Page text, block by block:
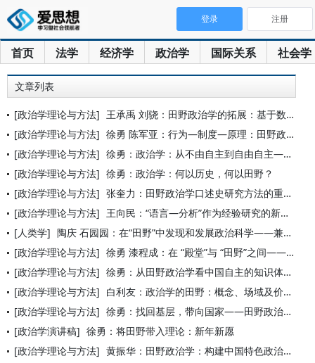
首页 法学 经济学 政治学 国际关系 社会学
登录 注册
文章列表
[政治学理论与方法] 王承禹 刘骁：田野政治学的拓展：基于数字空间的视角
[政治学理论与方法] 徐勇 陈军亚：行为—制度—原理：田野政治学的方法自觉
[政治学理论与方法] 徐勇：政治学：从不由自主到自由自主——兼谈田野政治学与微观政
[政治学理论与方法] 徐勇：政治学：何以历史，何以田野？
[政治学理论与方法] 张奎力：田野政治学口述史研究方法的重构
[政治学理论与方法] 王向民：“语言—分析”作为经验研究的新路径：田野政治学概念建
[人类学] 陶庆 石园园：在“田野”中发现和发展政治科学——兼评从“人类
[政治学理论与方法] 徐勇 漆程成：在 “殿堂”与 “田野”之间——构建中国特色的
[政治学理论与方法] 徐勇：从田野政治学看中国自主的知识体系建构
[政治学理论与方法] 白利友：政治学的田野：概念、场域及价值
[政治学理论与方法] 徐勇：找回基层，带向国家——田野政治学从概念到体系的提升
[政治学演讲稿] 徐勇：将田野带入理论：新年新愿
[政治学理论与方法] 黄振华：田野政治学：构建中国特色政治学的重要路径